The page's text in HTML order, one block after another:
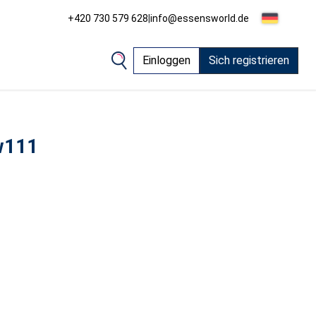
+420 730 579 628|info@essensworld.de
Einloggen Sich registrieren